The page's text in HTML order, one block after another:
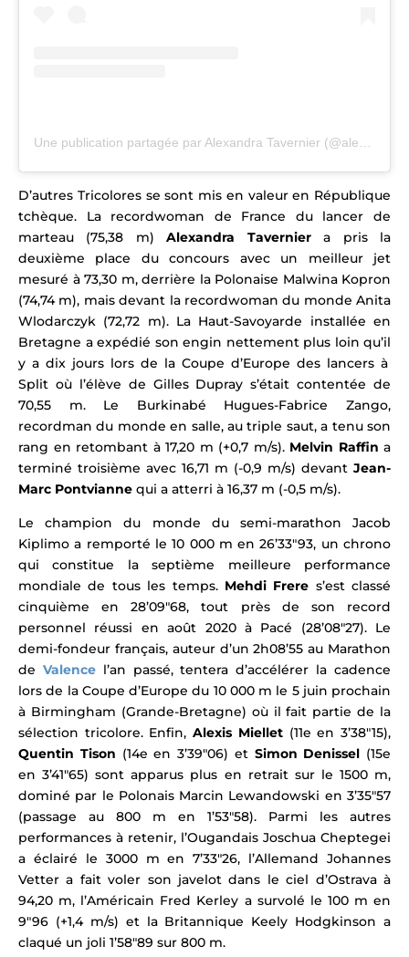
D’autres Tricolores se sont mis en valeur en République
tchèque. La recordwoman de France du lancer de
marteau (75,38 m)Alexandra Taverniera pris la
deuxième place du concours avec un meilleur jet
mesuré à 73,30 m, derrière la Polonaise Malwina Kopron
(74,74 m), mais devant la recordwoman du monde Anita
Wlodarczyk (72,72 m). La Haut-Savoyarde installée en
Bretagne a expédié son engin nettement plus loin qu’il
y a dix jours lors de la Coupe d’Europe des lancers à
Split où l’élève de Gilles Dupray s’était contentée de
70,55 m. Le Burkinabé Hugues-Fabrice Zango,
recordman du monde en salle, au triple saut, a tenu son
rang en retombant à 17,20 m (+0,7 m/s). Melvin Raffin a
terminé troisième avec 16,71 m (-0,9 m/s) devant Jean-
Marc Pontvianne qui a atterri à 16,37 m (-0,5 m/s).
Le champion du monde du semi-marathon Jacob
Kiplimo a remporté le 10 000 m en 26’33″93, un chrono
qui constitue la septième meilleure performance
mondiale de tous les temps. Mehdi Frere s’est classé
cinquième en 28’09″68, tout près de son record
personnel réussi en août 2020 à Pacé (28’08″27). Le
demi-fondeur français, auteur d’un 2h08’55 au Marathon
de Valencel’an passé, tentera d’accélérer la cadence
lors de la Coupe d’Europe du 10 000 m le 5 juin prochain
à Birmingham (Grande-Bretagne) où il fait partie de la
sélection tricolore. Enfin,Alexis Miellet(11e en 3’38″15),
Quentin Tison (14e en 3’39″06) et Simon Denissel (15e
en 3’41″65) sont apparus plus en retrait sur le 1500 m,
dominé par le Polonais Marcin Lewandowski en 3’35″57
(passage au 800 m en 1’53″58). Parmi les autres
performances à retenir, l’Ougandais Joschua Cheptegei
a éclairé le 3000 m en 7’33″26, l’Allemand Johannes
Vetter a faitvoler son javelot dans le ciel d’Ostrava à
94,20 m, l’Américain Fred Kerley a survolé le 100 m en
9″96 (+1,4 m/s) et la Britannique Keely Hodgkinson a
claqué un joli 1’58″89 sur 800 m.